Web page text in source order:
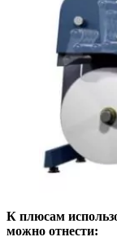
К плюсам
можно отнести: